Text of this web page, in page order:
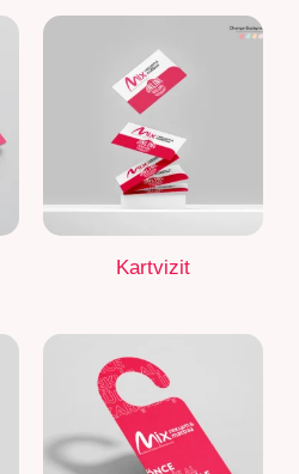
Kartvizit